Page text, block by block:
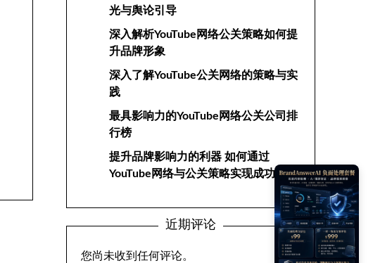
光与舆论引导
深入解析YouTube网络公关策略如何提
升品牌形象
深入了解YouTube公关网络的策略与实
践
最具影响力的YouTube网络公关公司排
行榜
提升品牌影响力的利器 如何通过
YouTube网络与公关策略实现成功
近期评论
您尚未收到任何评论。